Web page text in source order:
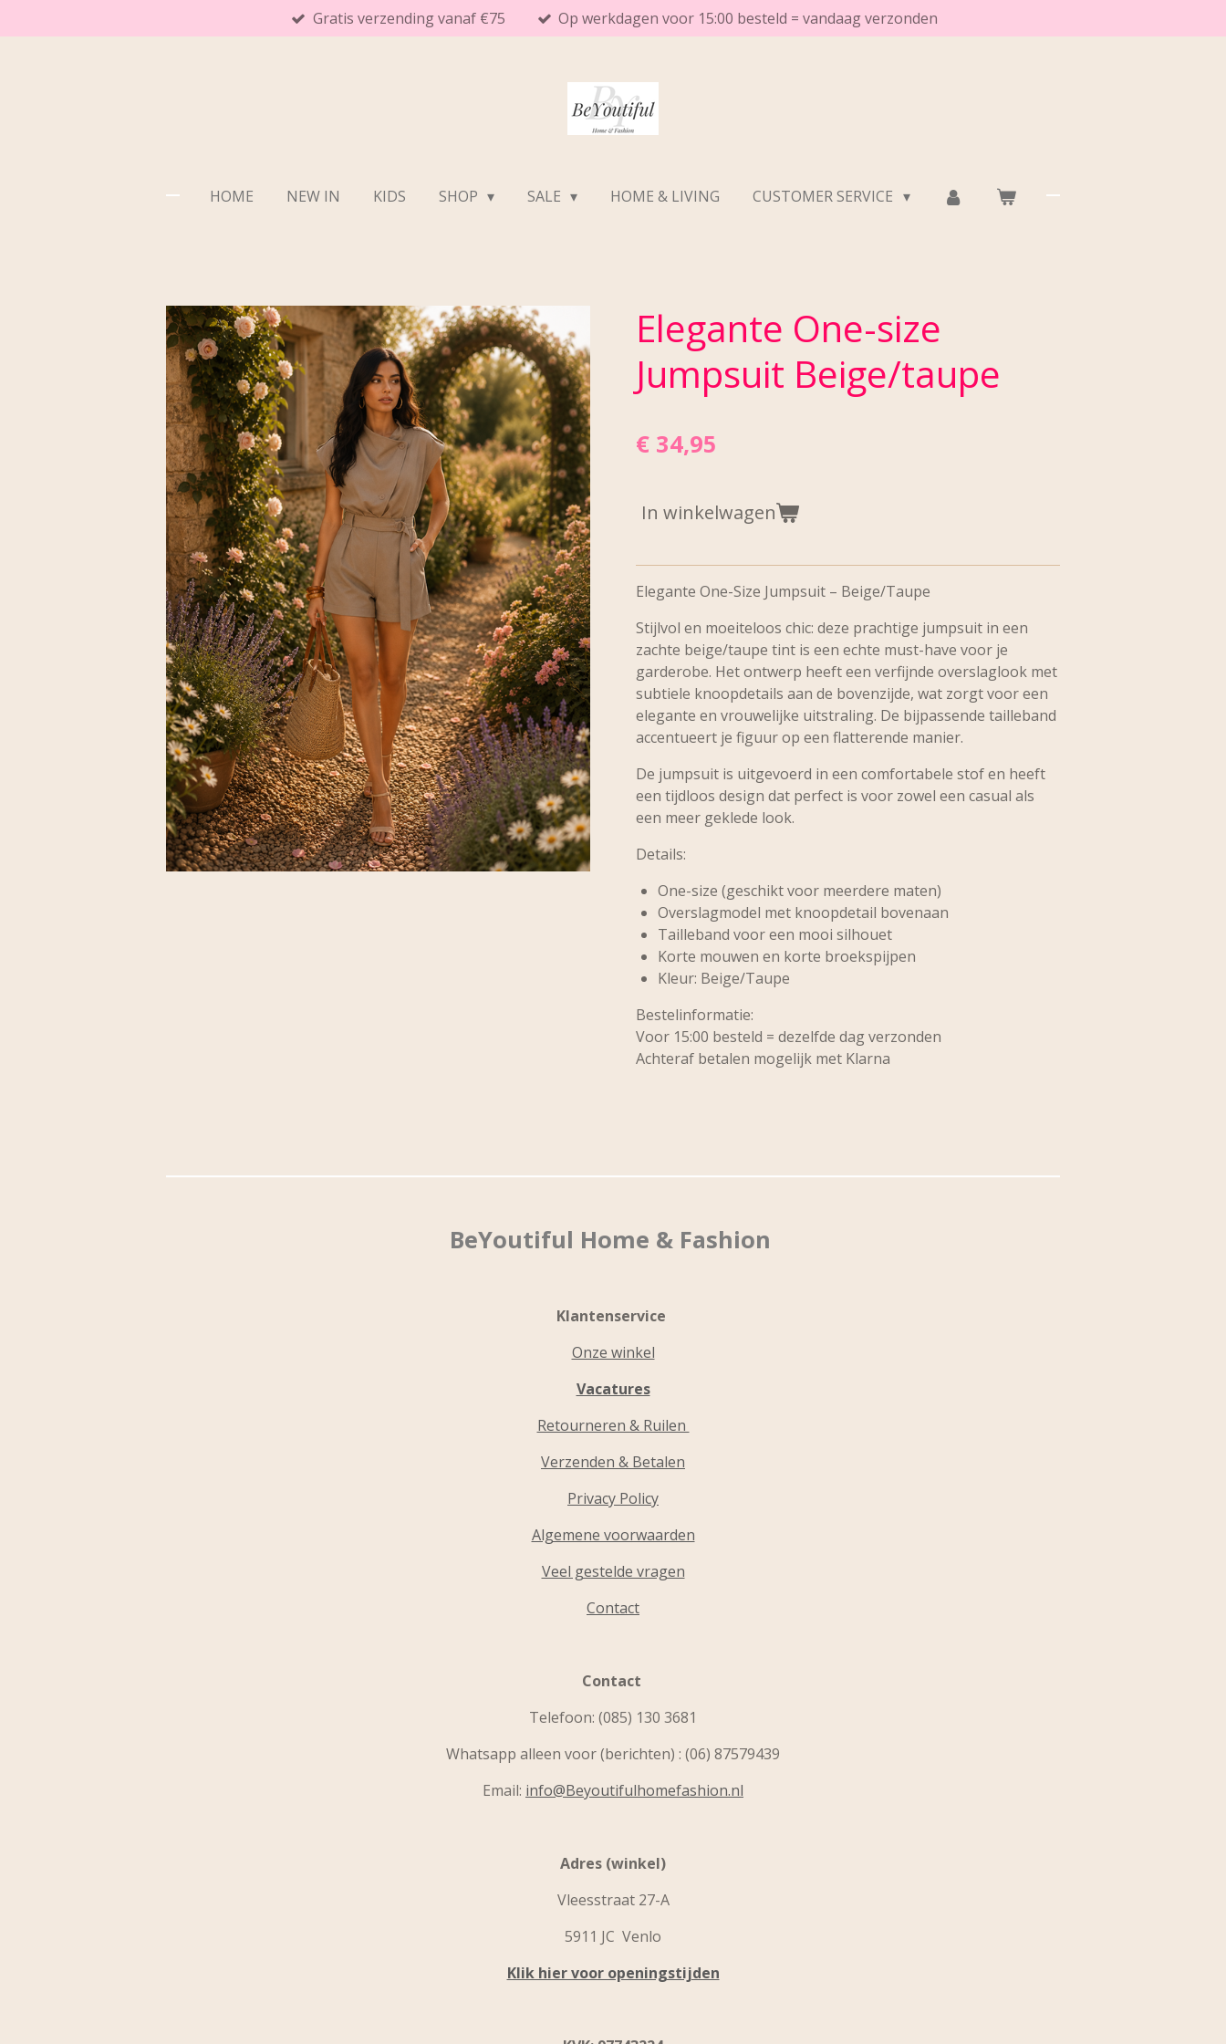
direct
Gratis verzending vanaf €75 Op werkdagen voor 15:00 besteld = vandaag verzonden
HOME NEW IN KIDS SHOP SALE HOME & LIVING CUSTOMER SERVICE
Elegante One-size
Jumpsuit Beige/taupe
€ 34,95
In winkelwagen
Elegante One-Size Jumpsuit – Beige/Taupe
Stijlvol en moeiteloos chic: deze prachtige jumpsuit in een
zachte beige/taupe tint is een echte must-have voor je
garderobe. Het ontwerp heeft een verfijnde overslaglook met
subtiele knoopdetails aan de bovenzijde, wat zorgt voor een
elegante en vrouwelijke uitstraling. De bijpassende tailleband
accentueert je figuur op een flatterende manier.
De jumpsuit is uitgevoerd in een comfortabele stof en heeft
een tijdloos design dat perfect is voor zowel een casual als
een meer geklede look.
Details:
One-size (geschikt voor meerdere maten)
Overslagmodel met knoopdetail bovenaan
Tailleband voor een mooi silhouet
Korte mouwen en korte broekspijpen
Kleur: Beige/Taupe
Bestelinformatie:
Voor 15:00 besteld = dezelfde dag verzonden
Achteraf betalen mogelijk met Klarna
BeYoutiful Home & Fashion
Klantenservice
Onze winkel
Vacatures
Retourneren & Ruilen
Verzenden & Betalen
Privacy Policy
Algemene voorwaarden
Veel gestelde vragen
Contact
Contact
Telefoon: (085) 130 3681
Whatsapp alleen voor (berichten) : (06) 87579439
Email: info@Beyoutifulhomefashion.nl
Adres (winkel)
Vleesstraat 27-A
5911 JC Venlo
Klik hier voor openingstijden